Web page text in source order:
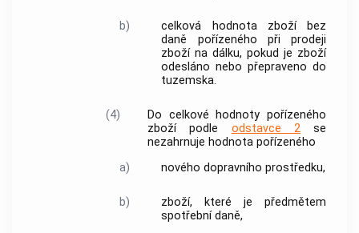
b) celková hodnota zbožíbez
daně pořízeného při prodeji
zboží na dálku, pokud je zboží
odesláno nebo přepraveno do
tuzemska.
(4)
Do celkové hodnoty pořízeného
zbožípodle odstavce 2se
nezahrnuje hodnota pořízeného
a)
nového dopravního prostředku,
b) zboží, které je předmětem
spotřební daně,